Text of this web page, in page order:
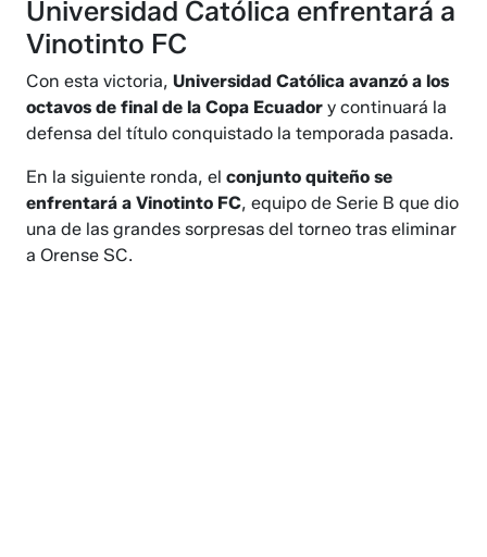
Universidad Católica enfrentará a
Vinotinto FC
Con esta victoria,Universidad Católica avanzó a los
octavos de final de la Copa Ecuador y continuará la
defensa del título conquistado la temporada pasada.
En la siguiente ronda, elconjunto quiteño se
enfrentará a Vinotinto FC, equipo de Serie B que dio
una de las grandes sorpresas del torneo tras eliminar
a Orense SC.